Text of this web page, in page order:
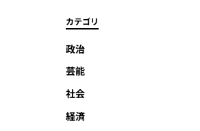
カテゴリ
政治
芸能
社会
経済